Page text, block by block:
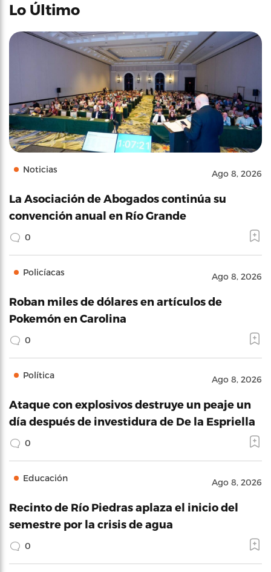
Lo Último
Noticias Ago 8, 2026
La Asociación de Abogados continúa su
convención anual en Río Grande
0
Policíacas Ago 8, 2026
Roban miles de dólares en artículos de
Pokemón en Carolina
0
Política Ago 8, 2026
Ataque con explosivos destruye un peaje un
día después de investidura de De la Espriella
0
Educación Ago 8, 2026
Recinto de Río Piedras aplaza el inicio del
semestre por la crisis de agua
0